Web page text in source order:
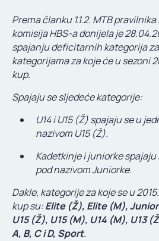
LINKOVI
KONTAKT
Prema članku 1.1.2. MTB
komisija HBS-a donijela je
spajanju deficitarnih kategorija za
kategorijama za koje će u sezoni
kup.
Spajaju se sljedeće kategorije:
U14 i U15 (Ž) spajaju se u
nazivom U15 (Ž).
Kadetkinje i juniorke
pod nazivom Juniorke.
Dakle, kategorije za koje se u
kup su:Elite (Ž), Elite (M),
U15 (Ž), U15 (M), U14 (M), U13
A, B, C i D, Sport.